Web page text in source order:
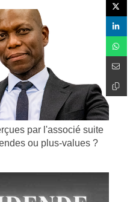
par l'associé suite
ou plus-values ?